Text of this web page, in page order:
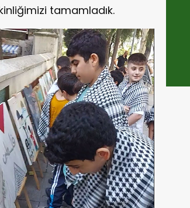
tamamladık.